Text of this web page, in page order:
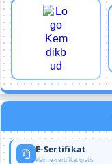
E-Sertifikat
klaim e-sertifikat gratis